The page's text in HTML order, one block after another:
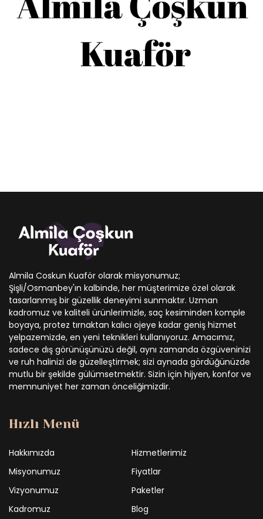
Almila Coskun Kuaför olarak misyonumuz;
Şişli/Osmanbey'ın kalbinde, her müşterimize özel olarak
tasarlanmış bir güzellik deneyimi sunmaktır. Uzman
kadromuz ve kaliteli ürünlerimizle, saç kesiminden komple
boyaya, protez tırnaktan kalıcı ojeye kadar geniş hizmet
yelpazemizde, en yeni teknikleri kullanıyoruz. Amacımız,
sadece dış görünüşünüzü değil, aynı zamanda özgüveninizi
ve ruh halinizi de güzelleştirmek; sizi aynada gördüğünüzde
mutlu bir şekilde gülümsetmektir. Sizin için hijyen, konfor ve
memnuniyet her zaman önceliğimizdir.
Hızlı Menü
Hakkımızda
Hizmetlerimiz
Misyonumuz
Fiyatlar
Vizyonumuz
Paketler
Kadromuz
Blog